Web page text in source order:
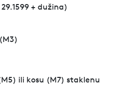
+ dužina)
ili kosu (M7) staklenu